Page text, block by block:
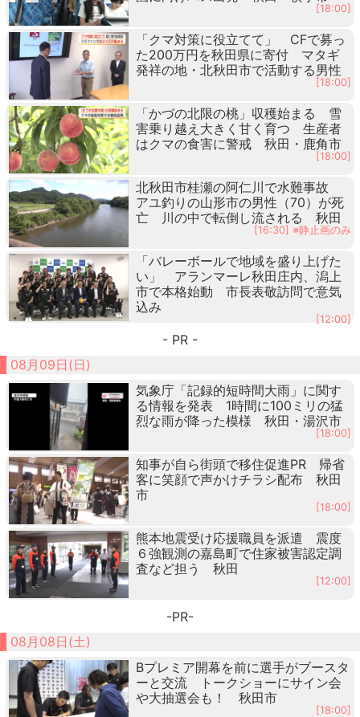
[18:00]
「クマ対策に役立てて」 CFで募っ
た200万円を秋田県に寄付 マタギ
発祥の地・北秋田市で活動する男性
[18:00]
「かづの北限の桃」収穫始まる 雪
害乗り越え大きく甘く育つ 生産者
はクマの食害に警戒 秋田・鹿角市
[18:00]
北秋田市桂瀬の阿仁川で水難事故
アユ釣りの山形市の男性（70）が死
亡 川の中で転倒し流される 秋田
[16:30] ※静止画のみ
「バレーボールで地域を盛り上げた
い」 アランマーレ秋田庄内、潟上
市で本格始動 市長表敬訪問で意気
込み
[12:00]
- PR -
08月09日(日)
気象庁「記録的短時間大雨」に関す
る情報を発表 1時間に100ミリの猛
烈な雨が降った模様 秋田・湯沢市
[18:00]
知事が自ら街頭で移住促進PR 帰省
客に笑顔で声かけチラシ配布 秋田
市
[18:00]
熊本地震受け応援職員を派遣 震度
６強観測の嘉島町で住家被害認定調
査など担う 秋田
[12:00]
-PR-
08月08日(土)
Bプレミア開幕を前に選手がブースタ
ーと交流 トークショーにサイン会
や大抽選会も！ 秋田市
[18:00]